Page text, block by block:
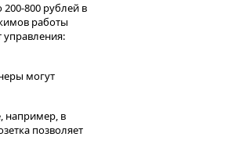
800 рублей в
работы
управления:
могут
например, в
позволяет